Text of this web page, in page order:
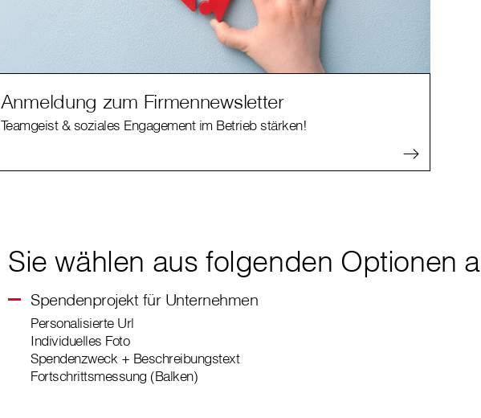
Anmeldung zum Firmennewsletter
Teamgeist & soziales Engagement im Betrieb stärken!
Sie wählen aus folgenden Optionen
Spendenprojekt für Unternehmen
Personalisierte Url
Individuelles Foto
Spendenzweck + Beschreibungstext
Fortschrittsmessung (Balken)